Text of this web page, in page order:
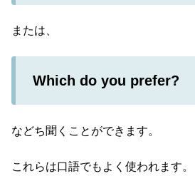
または、
Which do you prefer?
などち聞くことができます。
これらは口語でもよく使われます。